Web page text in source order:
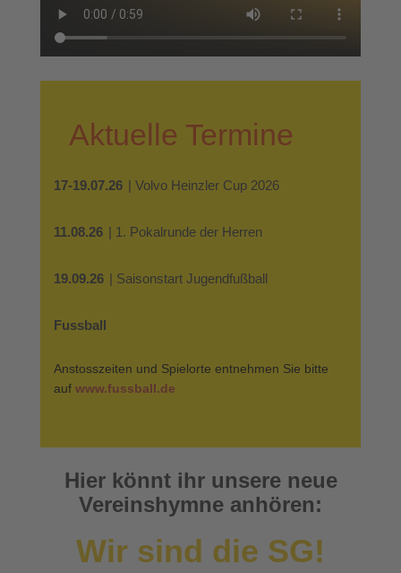
Aktuelle Termine
17-19.07.26 | Volvo Heinzler Cup 2026
11.08.26 | 1. Pokalrunde der Herren
19.09.26 | Saisonstart Jugendfußball
Fussball
Anstosszeiten und Spielorte entnehmen Sie bitte
auf www.fussball.de
Hier könnt ihr unsere neue
Vereinshymne anhören:
Wir sind die SG!